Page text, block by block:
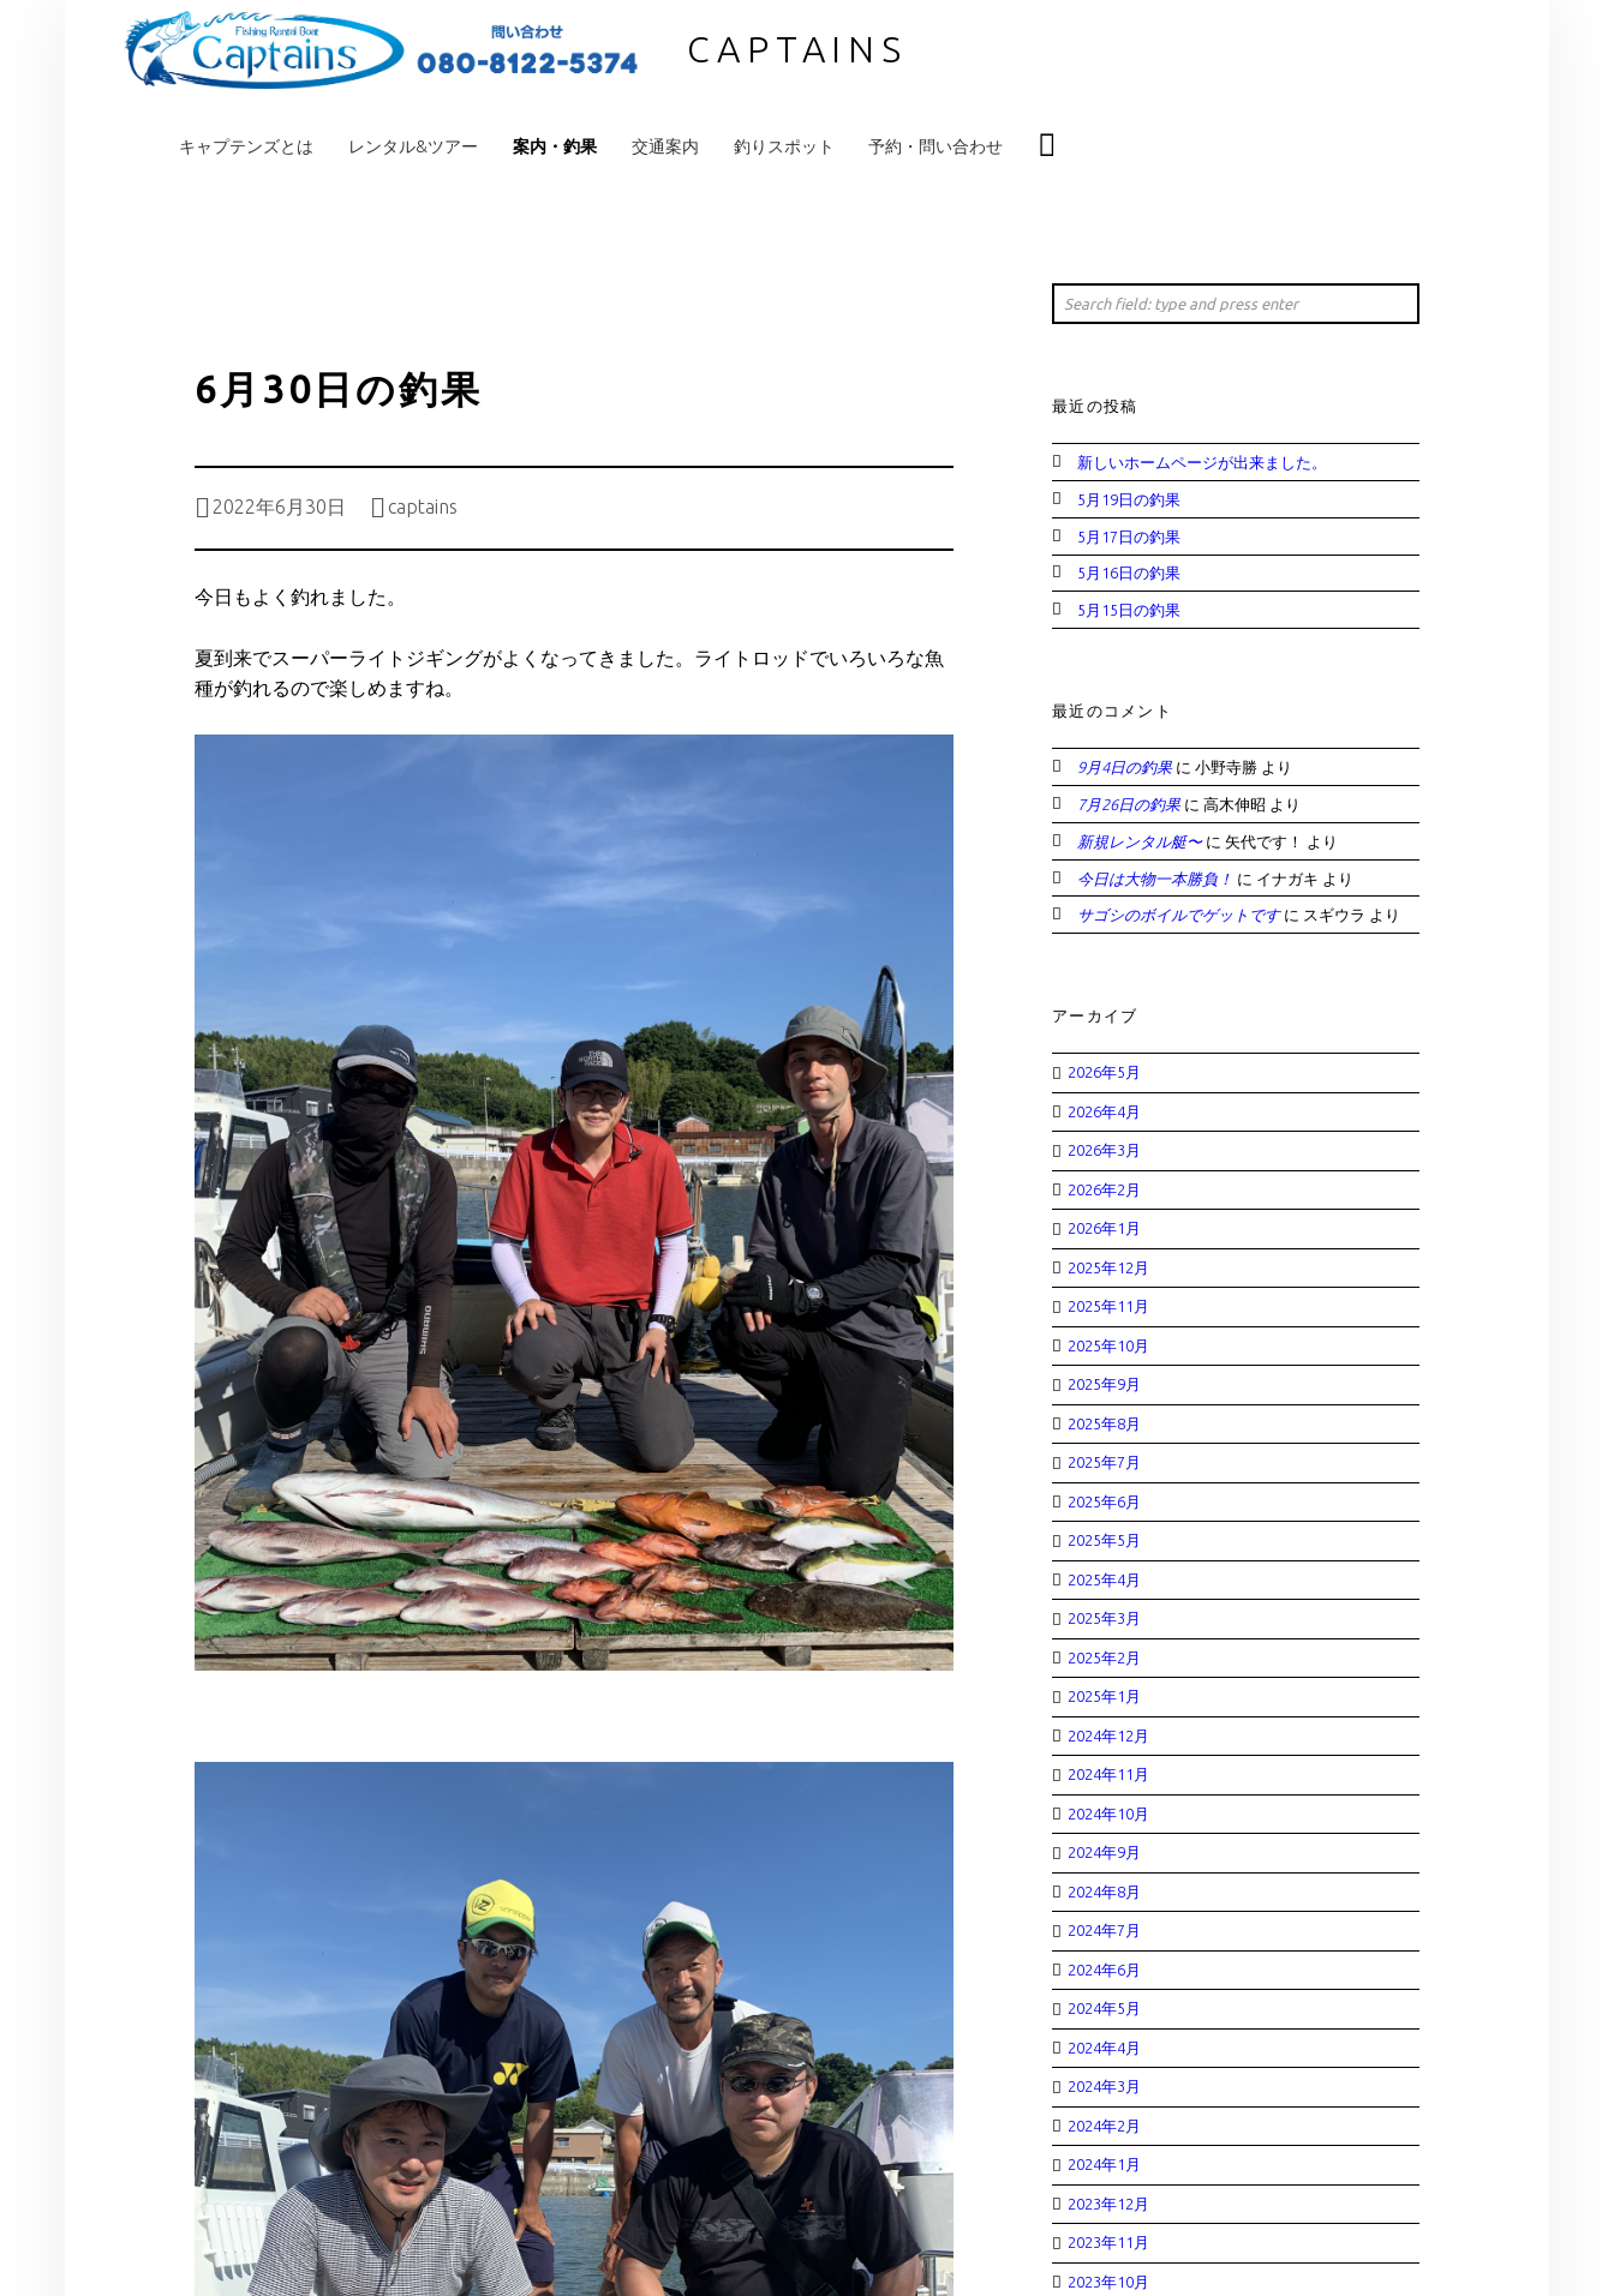
CAPTAINS
PRIMARY MENU
キャプテンズとは レンタル&ツアー 案内・釣果 交通案内 釣りスポット 予約・問い合わせ
6月30日の釣果
2022年6月30日
captains
今日もよく釣れました。
夏到来でスーパーライトジギングがよくなってきました。ライトロッドでいろいろな魚
種が釣れるので楽しめますね。
SIDEBAR
Search
最近の投稿
新しいホームページが出来ました。
5月19日の釣果
5月17日の釣果
5月16日の釣果
5月15日の釣果
最近のコメント
9月4日の釣果に 小野寺勝より
7月26日の釣果に 高木伸昭 より
新規レンタル艇〜に 矢代です！ より
今日は大物一本勝負！ に イナガキ より
サゴシのボイルでゲットですに スギウラ より
アーカイブ
2026年5月
2026年4月
2026年3月
2026年2月
2026年1月
2025年12月
2025年11月
2025年10月
2025年9月
2025年8月
2025年7月
2025年6月
2025年5月
2025年4月
2025年3月
2025年2月
2025年1月
2024年12月
2024年11月
2024年10月
2024年9月
2024年8月
2024年7月
2024年6月
2024年5月
2024年4月
2024年3月
2024年2月
2024年1月
2023年12月
2023年11月
2023年10月